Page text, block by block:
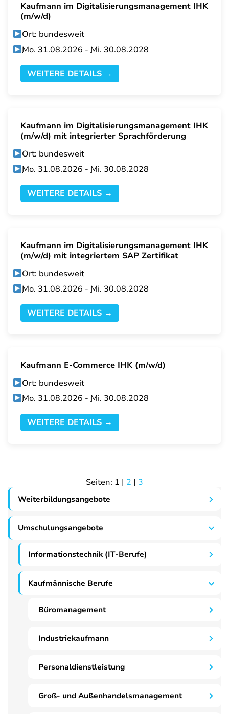
Kaufmann im Digitalisierungsmanagement IHK
(m/w/d)
Ort: bundesweit
Mo. 31.08.2026 -Mi. 30.08.2028
WEITERE DETAILS →
Kaufmann im Digitalisierungsmanagement IHK
(m/w/d) mit integrierter Sprachförderung
Ort: bundesweit
Mo. 31.08.2026 -Mi. 30.08.2028
WEITERE DETAILS →
Kaufmann im Digitalisierungsmanagement IHK
(m/w/d) mit integriertem SAP Zertifikat
Ort: bundesweit
Mo. 31.08.2026 -Mi. 30.08.2028
WEITERE DETAILS →
Kaufmann E-Commerce IHK (m/w/d)
Ort: bundesweit
Mo. 31.08.2026 -Mi. 30.08.2028
WEITERE DETAILS →
Seiten: 1 | 2 | 3
Weiterbildungsangebote
Umschulungsangebote
Informationstechnik (IT-Berufe)
Kaufmännische Berufe
Büromanagement
Industriekaufmann
Personaldienstleistung
Groß- und Außenhandelsmanagement